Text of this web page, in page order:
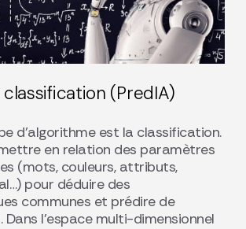
(PredIA)
d’algorithme est la classification.
en relation des paramètres
(mots, couleurs, attributs,
pour déduire des
communes et prédire de
Dans l’espace multi-dimensionnel